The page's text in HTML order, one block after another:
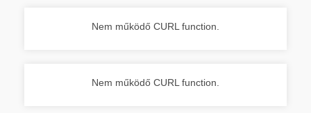
Nem működő CURL function.
Nem működő CURL function.